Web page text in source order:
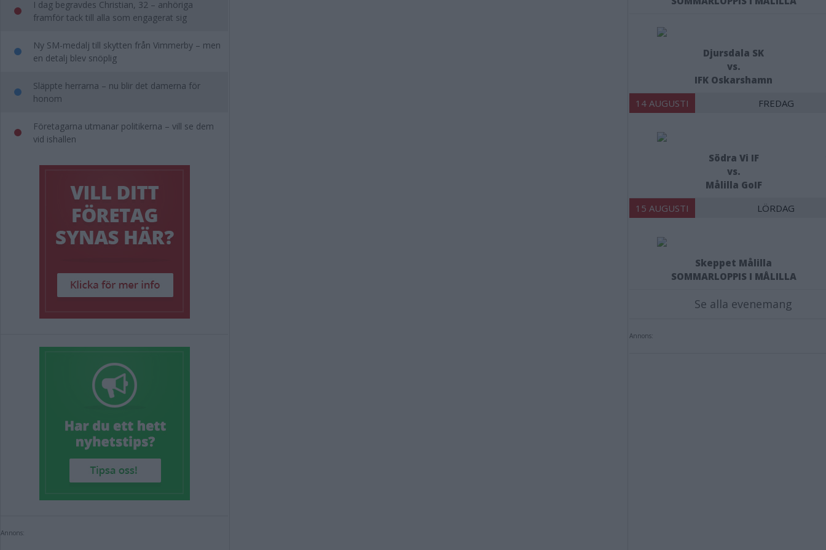
I dag begravdes Christian, 32 – anhöriga
framför tack till alla som engagerat sig
Ny SM-medalj till skytten från Vimmerby – men
en detalj blev snöplig
Släppte herrarna – nu blir det damerna för
honom
Företagarna utmanar politikerna – vill se dem
vid ishallen
Annons:
Djursdala SK
vs.
IFK Oskarshamn
14 AUGUSTI FREDAG
Södra Vi IF
vs.
Målilla GoIF
15 AUGUSTI LÖRDAG
Skeppet Målilla
SOMMARLOPPIS I MÅLILLA
Se alla evenemang
Annons: